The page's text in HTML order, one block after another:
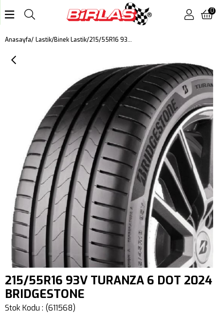
0
Anasayfa Lastik Binek Lastik 215/55R16 93V TURANZA 6 DOT 2024
215/55R16 93V TURANZA 6 DOT 2024
BRIDGESTONE
Stok Kodu (611568)